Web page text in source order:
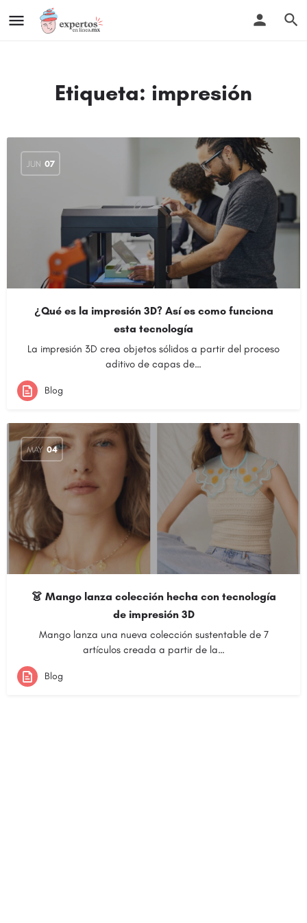
Etiqueta: impresión
JUN 07
¿Qué es la impresión 3D? Así es como funciona
esta tecnología
La impresión 3D crea objetos sólidos a partir del proceso
aditivo de capas de…
Blog
MAY 04
👗 Mango lanza colección hecha con tecnología
de impresión 3D
Mango lanza una nueva colección sustentable de 7
artículos creada a partir de la…
Blog